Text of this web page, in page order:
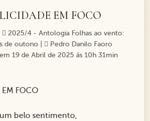
EM FOCO
2025/4 - Antologia Folhas ao vento:
de outono|
Pedro Danilo Faoro
19 de Abril de 2025 ás 10h 31min
EM FOCO
belo sentimento,